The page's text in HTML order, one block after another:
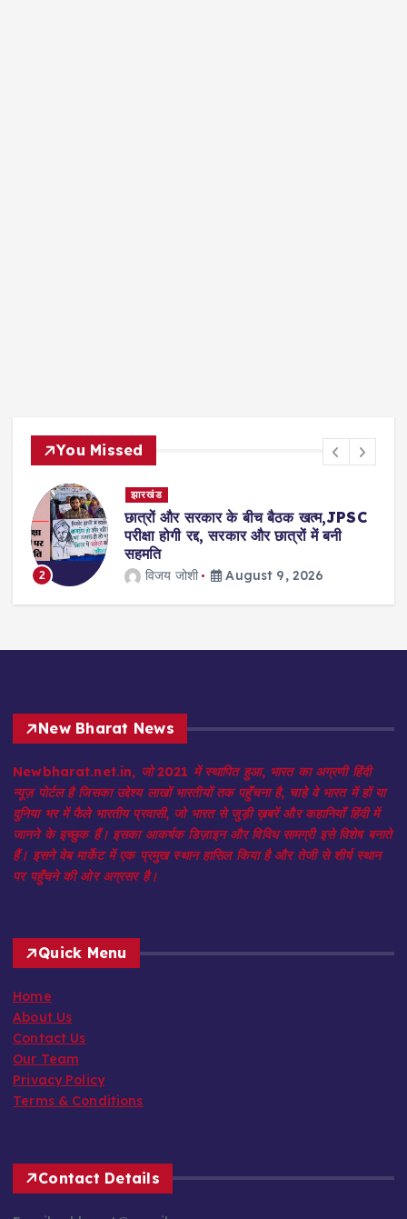
You Missed
2
झारखंड
छात्रों और सरकार के बीच बैठक खत्म,JPSC
परीक्षा होगी रद्द, सरकार और छात्रों में बनी
सहमति
विजय जोशी August 9, 2026
New Bharat News
Newbharat.net.in, जो 2021 में स्थापित हुआ, भारत का अग्रणी हिंदी
न्यूज़ पोर्टल है जिसका उद्देश्य लाखों भारतीयों तक पहुँचना है, चाहे वे भारत में हों या
दुनिया भर में फैले भारतीय प्रवासी, जो भारत से जुड़ी ख़बरें और कहानियाँ हिंदी में
जानने के इच्छुक हैं। इसका आकर्षक डिज़ाइन और विविध सामग्री इसे विशेष बनाते
हैं। इसने वेब मार्केट में एक प्रमुख स्थान हासिल किया है और तेजी से शीर्ष स्थान
पर पहुँचने की ओर अग्रसर है।
Quick Menu
Home
About Us
Contact Us
Our Team
Privacy Policy
Terms & Conditions
Contact Details